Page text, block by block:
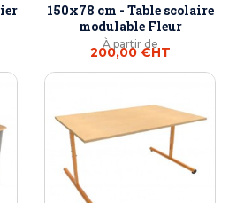
150x78 cm - Table scolaire
modulable Fleur
À partir de
200,00 €HT